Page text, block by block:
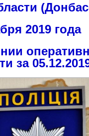
2019 года
за